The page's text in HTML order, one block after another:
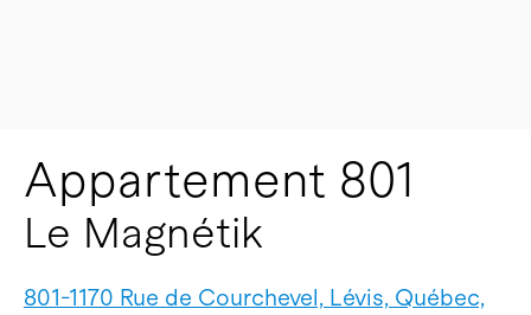
Appartement 801
Le Magnétik
801-1170 Rue de Courchevel, Lévis, Québec,